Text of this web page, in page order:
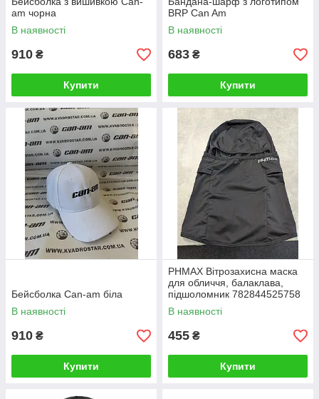
am чорна
В наявності
910 ₴
Купити
BRP Can Am
В наявності
683 ₴
Купити
Бейсболка Can-am біла
В наявності
910 ₴
Купити
PHMAX Вітрозахисна маска
для обличчя, балаклава,
підшоломник 782844525758
В наявності
455 ₴
Купити